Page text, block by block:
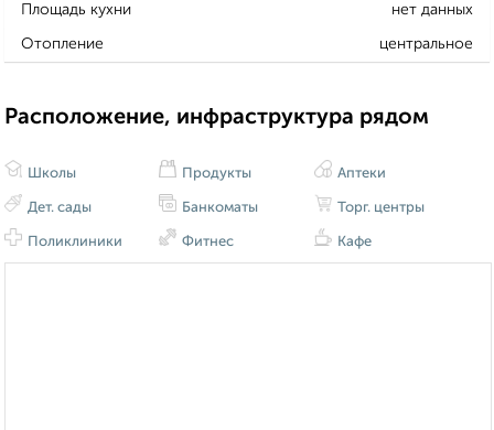
Площадь кухни нет данных
Отопление центральное
Расположение, инфраструктура рядом
Школы
Дет. сады
Поликлиники
Продукты
Банкоматы
Фитнес
Аптеки
Торг. центры
Кафе